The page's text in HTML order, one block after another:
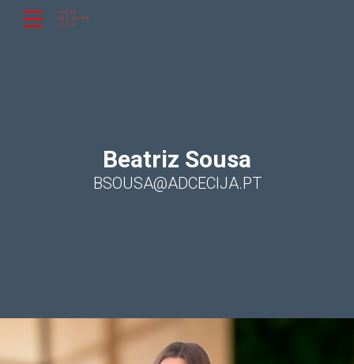
Beatriz Sousa
BSOUSA@ADCECIJA.PT